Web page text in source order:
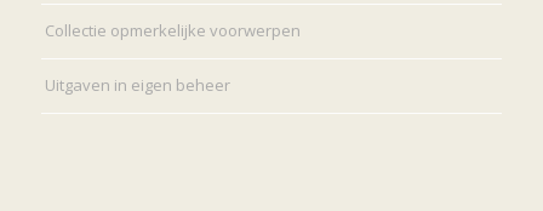
Collectie opmerkelijke voorwerpen
Uitgaven in eigen beheer